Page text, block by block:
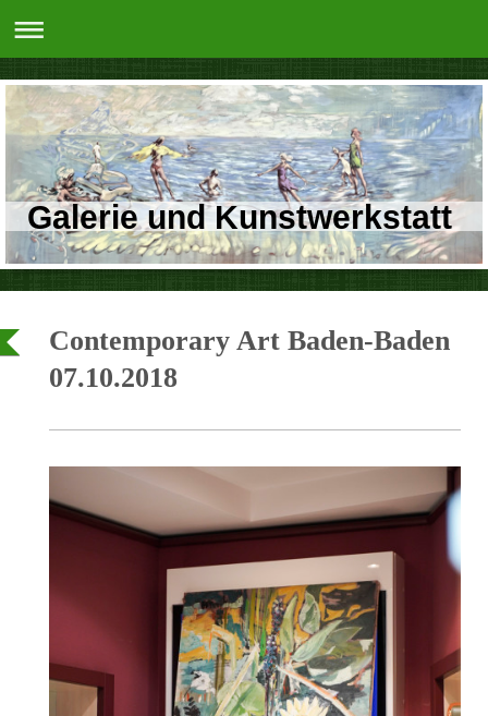
Galerie und Kunstwerkstatt
Contemporary Art Baden-Baden
07.10.2018